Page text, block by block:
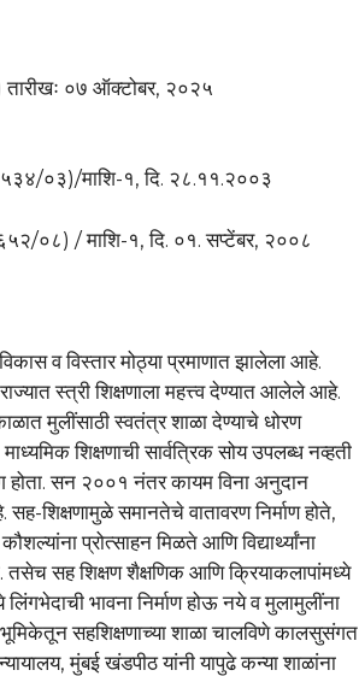
०७ ऑक्टोबर, २०२५
(५३४/०३)/माशि-१, दि. २८.११.२००३
०८) / माशि-१, दि. ०१. सप्टेंबर, २००८
व विस्तार मोठ्या प्रमाणात झालेला आहे.
स्त्री शिक्षणाला महत्त्व देण्यात आलेले आहे.
मुलींसाठी स्वतंत्र शाळा देण्याचे धोरण
शिक्षणाची सार्वत्रिक सोय उपलब्ध नव्हती
होता. सन २००१ नंतर कायम विना अनुदान
शिक्षणामुळे समानतेचे वातावरण निर्माण होते,
प्रोत्साहन मिळते आणि विद्यार्थ्यांना
तसेच सह शिक्षण शैक्षणिक आणि क्रियाकलापांमध्ये
भावना निर्माण होऊ नये व मुलामुलींना
भूमिकेतून सहशिक्षणाच्या शाळा चालविणे कालसुसंगत
मुंबई खंडपीठ यांनी यापुढे कन्या शाळांना